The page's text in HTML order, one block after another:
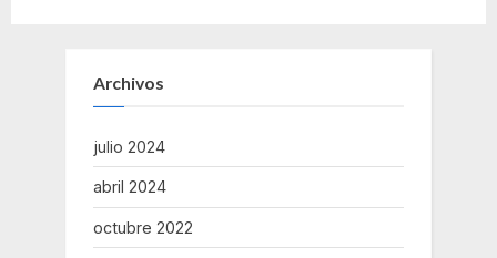
visita
a
a
5.000
días
para
reducir
hacinamientos
cárceles,
dijo
en
Archivos
julio 2024
abril 2024
octubre 2022